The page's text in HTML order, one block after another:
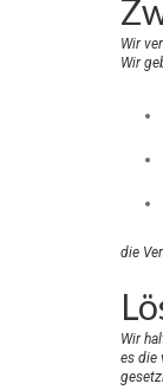
Wir
Wir
die
Wir
es die